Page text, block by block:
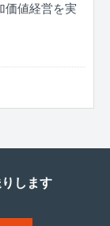
価値経営を実
します